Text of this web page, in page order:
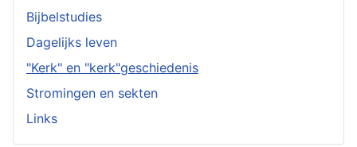
Bijbelstudies
Dagelijks leven
"Kerk" en "kerk"geschiedenis
Stromingen en sekten
Links